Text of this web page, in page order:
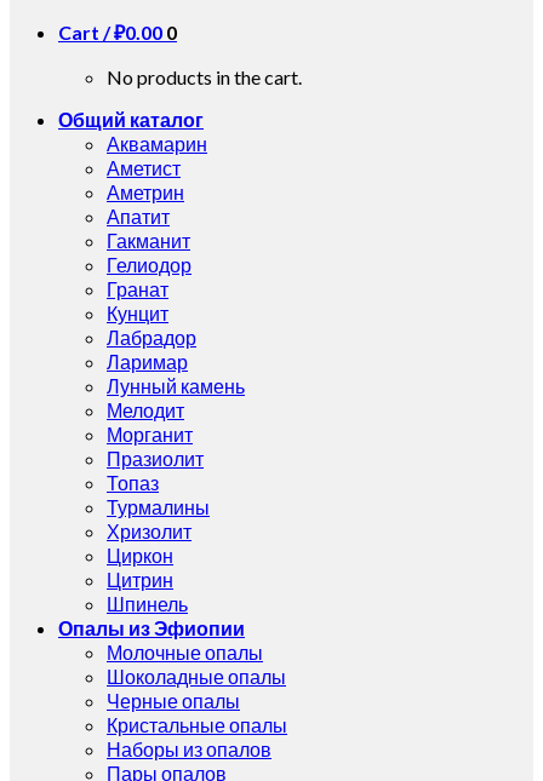
Cart /₽0.00 0
No products in the cart.
Общий каталог
Аквамарин
Аметист
Аметрин
Апатит
Гакманит
Гелиодор
Гранат
Кунцит
Лабрадор
Ларимар
Лунный камень
Мелодит
Морганит
Празиолит
Топаз
Турмалины
Хризолит
Циркон
Цитрин
Шпинель
Опалы из Эфиопии
Молочные опалы
Шоколадные опалы
Черные опалы
Кристальные опалы
Наборы из опалов
Пары опалов